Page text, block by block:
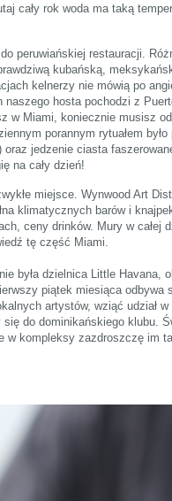
cały rok woda ma taką
peruwiańskiej restauracji.
kubańską,
kelnerzy nie mówią po
hosta pochodzi z
w Miami, koniecznie musisz
porannym rytuałem było
jedzenie ciasta
na cały dzień!
miejsce. Wynwood Art
klimatycznych barów i
ceny drinków. Mury w całej
tę część Miami.
była dzielnica Little Havana,
piątek miesiąca odbywa
artystów, wziąć udział
do dominikańskiego klubu.
w kompleksy zazdroszczę im